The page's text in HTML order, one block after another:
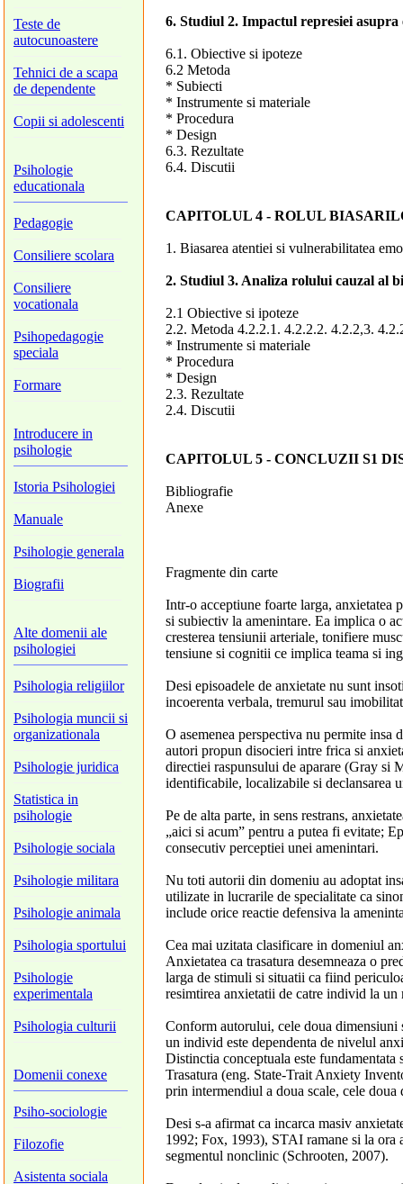
Teste de
autocunoastere
Tehnici de a scapa
de dependente
Copii si adolescenti
Psihologie
educationala
Pedagogie
Consiliere scolara
Consiliere
vocationala
Psihopedagogie
speciala
Formare
Introducere in
psihologie
Istoria Psihologiei
Manuale
Psihologie generala
Biografii
Alte domenii ale
psihologiei
Psihologia religiilor
Psihologia muncii si
organizationala
Psihologie juridica
Statistica in
psihologie
Psihologie sociala
Psihologie militara
Psihologie animala
Psihologia sportului
Psihologie
experimentala
Psihologia culturii
Domenii conexe
Psiho-sociologie
Filozofie
Asistenta sociala
6. Studiul 2. Impactul represiei
6.1. Obiective si ipoteze
6.2 Metoda
* Subiecti
* Instrumente si materiale
* Procedura
* Design
6.3. Rezultate
6.4. Discutii
CAPITOLUL 4 - ROLUL
1. Biasarea atentiei si vulnerabilitatea
2. Studiul 3. Analiza rolului cauzal al
2.1 Obiective si ipoteze
2.2. Metoda 4.2.2.1. 4.2.2.2. 4.2.2,3.
* Instrumente si materiale
* Procedura
* Design
2.3. Rezultate
2.4. Discutii
CAPITOLUL 5 - CONCLUZII S1
Bibliografie
Anexe
Fragmente din carte
Intr-o acceptiune foarte larga,
si subiectiv la amenintare. Ea implica o
cresterea tensiunii arteriale, tonifiere
tensiune si cognitii ce implica teama si
Desi episoadele de anxietate nu sunt
incoerenta verbala, tremurul sau
O asemenea perspectiva nu permite
autori propun disocieri intre frica si
directiei raspunsului de aparare (Gray si
identificabile, localizabile si declansarea
Pe de alta parte, in sens restrans,
„aici si acum” pentru a putea fi evitate;
consecutiv perceptiei unei amenintari.
Nu toti autorii din domeniu au adoptat
utilizate in lucrarile de specialitate ca
include orice reactie defensiva la
Cea mai uzitata clasificare in domeniul
Anxietatea ca trasatura desemneaza o
larga de stimuli si situatii ca fiind
resimtirea anxietatii de catre individ la
Conform autorului, cele doua dimensiuni
un individ este dependenta de nivelul
Distinctia conceptuala este
Trasatura (eng. State-Trait Anxiety
prin intermendiul a doua scale, cele doua
Desi s-a afirmat ca incarca masiv
1992; Fox, 1993), STAI ramane si la ora
segmentul nonclinic (Schrooten, 2007).